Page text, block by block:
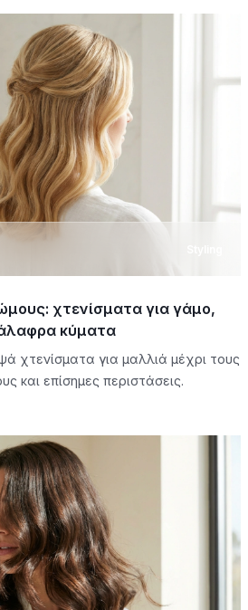
χτενίσματα για γάμο,
κύματα
χτενίσματα για μαλλιά μέχρι τους
και επίσημες περιστάσεις.